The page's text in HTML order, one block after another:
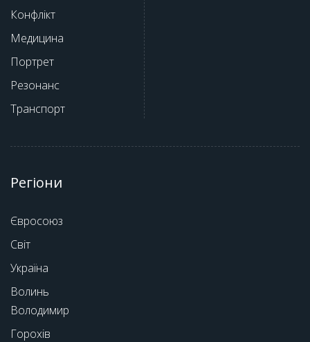
Конфлікт
Медицина
Портрет
Резонанс
Транспорт
Регіони
Євросоюз
Світ
Україна
Волинь
Володимир
Горохів